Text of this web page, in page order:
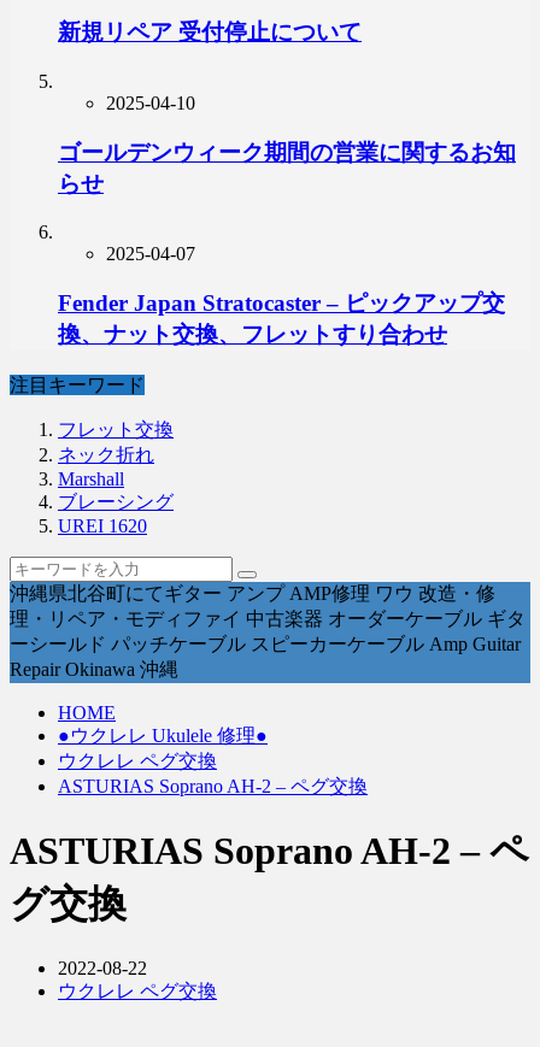
新規リペア 受付停止について
2025-04-10
ゴールデンウィーク期間の営業に関するお知
らせ
2025-04-07
Fender Japan Stratocaster – ピックアップ交
換、ナット交換、フレットすり合わせ
注目キーワード
フレット交換
ネック折れ
Marshall
ブレーシング
UREI 1620
沖縄県北谷町にてギター アンプ AMP修理 ワウ 改造・修
理・リペア・モディファイ 中古楽器 オーダーケーブル ギタ
ーシールド パッチケーブル スピーカーケーブル Amp Guitar
Repair Okinawa 沖縄
HOME
●ウクレレ Ukulele 修理●
ウクレレ ペグ交換
ASTURIAS Soprano AH-2 – ペグ交換
ASTURIAS Soprano AH-2 – ペ
グ交換
2022-08-22
ウクレレ ペグ交換